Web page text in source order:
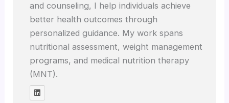
and counseling, I help individuals achieve
better health outcomes through
personalized guidance. My work spans
nutritional assessment, weight management
programs, and medical nutrition therapy
(MNT).